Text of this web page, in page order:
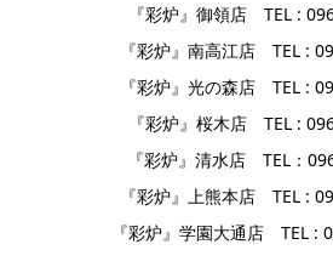
『彩炉』御領店 TEL :
『彩炉』南高江店 TEL :
『彩炉』光の森店 TEL :
『彩炉』桜木店 TEL :
『彩炉』清水店 TEL：
『彩炉』上熊本店 TEL :
『彩炉』学園大通店 TEL :